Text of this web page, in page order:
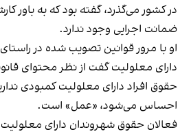
در کشور می‌گذرد، گفته بود که به باور
ضمانت اجرایی وجود ندارد.
او با مرور قوانین تصویب شده در
دارای معلولیتگفت از نظر محتوای
حقوق افراد دارای معلولیت کمبودی
احساس می‌شود، «عمل» است.
فعالان حقوق شهروندان دارای معلولیت